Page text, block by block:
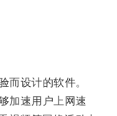
设计的软件。
速用户上网速